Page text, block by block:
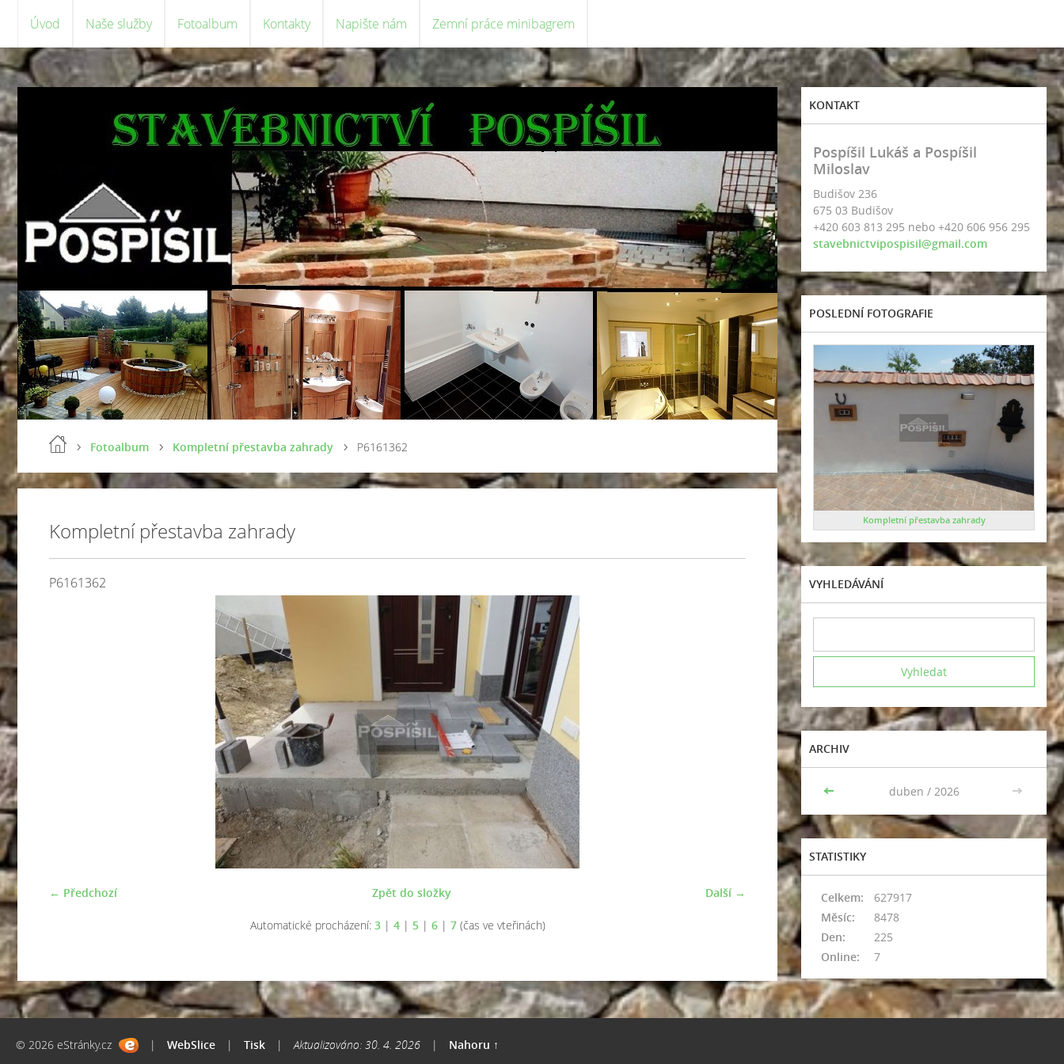
Úvod Naše služby Fotoalbum Kontakty Napište nám Zemní práce minibagrem
Fotoalbum Kompletní přestavba zahrady P6161362
Kompletní přestavba zahrady
P6161362
← Předchozí Další →
Zpět do složky
Automatické procházení: 3| 4| 5| 6| 7(čas ve vteřinách)
KONTAKT
Pospíšil Lukáš a Pospíšil
Miloslav
Budišov 236
675 03 Budišov
+420 603 813 295 nebo +420 606 956 295
stavebnictvipospisil@gmail.com
POSLEDNÍ FOTOGRAFIE
Kompletní přestavba zahrady
VYHLEDÁVÁNÍ
ARCHIV
<< duben / 2026 >>
STATISTIKY
Online: 7
Celkem:
627917
Měsíc:
8478
Den:
225
© 2026 eStránky.cz | WebSlice | Tisk | Aktualizováno: 30. 4. 2026 | Nahoru ↑